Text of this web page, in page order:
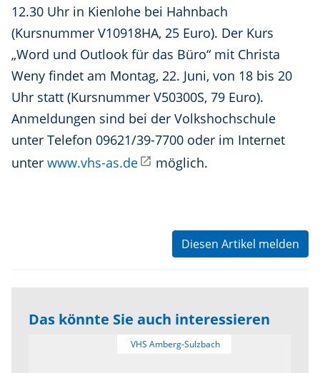
12.30 Uhr in Kienlohe bei Hahnbach
(Kursnummer V10918HA, 25 Euro). Der Kurs
„Word und Outlook für das Büro“ mit Christa
Weny findet am Montag, 22. Juni, von 18 bis 20
Uhr statt (Kursnummer V50300S, 79 Euro).
Anmeldungen sind bei der Volkshochschule
unter Telefon 09621/39-7700 oder im Internet
unter www.vhs-as.de möglich.
Diesen Artikel melden
Das könnte Sie auch interessieren